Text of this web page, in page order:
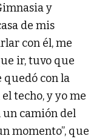
y
de mis
con él, me
ir, tuvo que
quedó con la
techo, y yo me
camión del
momento”, que